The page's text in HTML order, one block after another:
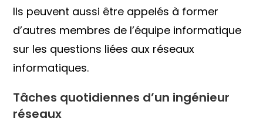
Ils peuvent aussi être appelés à former
d’autres membres de l’équipe informatique
sur les questions liées aux réseaux
informatiques.
Tâches quotidiennes d’un ingénieur
réseaux